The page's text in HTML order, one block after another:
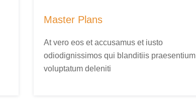
Master Plans
At vero eos et accusamus et iusto
odiodignissimos qui blanditiis praesentium
voluptatum deleniti